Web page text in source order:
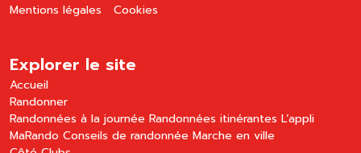
Mentions légales Cookies
Explorer le site
Accueil
Randonner
Randonnées à la journée Randonnées itinérantes L’appli
MaRando Conseils de randonnée Marche en ville